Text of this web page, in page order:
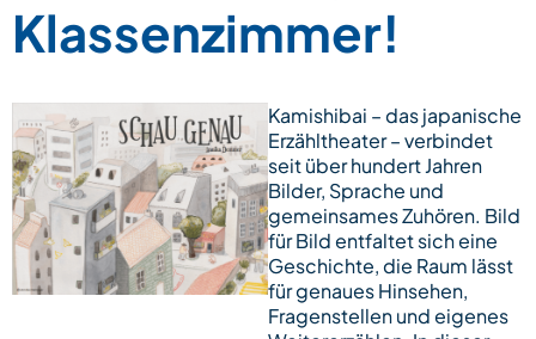
Klassenzimmer!
Kamishibai – das japanische
Erzähltheater – verbindet
seit über hundert Jahren
Bilder, Sprache und
gemeinsames Zuhören. Bild
für Bild entfaltet sich eine
Geschichte, die Raum lässt
für genaues Hinsehen,
Fragenstellen und eigenes